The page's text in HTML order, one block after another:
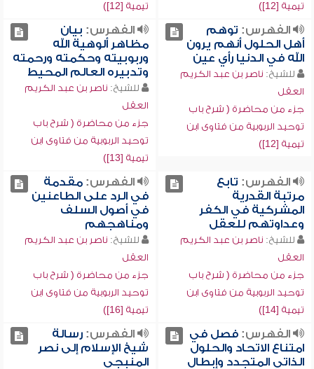
تيمية [12])
تيمية [12])
الفهرس: توهم
أهل الحلول أنهم يرون
الله في الدنيا رأي عين
للشيخ: ناصر بن عبد الكريم
العقل
جزء من محاضرة ( شرح باب
توحيد الربوبية من فتاوى ابن
تيمية [12])
الفهرس: بيان
مظاهر ألوهية الله
وربوبيته وحكمته ورحمته
وتدبيره العالم المحيط
للشيخ: ناصر بن عبد الكريم
العقل
جزء من محاضرة ( شرح باب
توحيد الربوبية من فتاوى ابن
تيمية [13])
الفهرس: تابع
مرتبة القدرية
المشركية في الكفر
وعداوتهم للعقل
للشيخ: ناصر بن عبد الكريم
العقل
جزء من محاضرة ( شرح باب
توحيد الربوبية من فتاوى ابن
تيمية [14])
الفهرس:مقدمة
في الرد على الطاعنين
في أصول السلف
ومناهجهم
للشيخ: ناصر بن عبد الكريم
العقل
جزء من محاضرة ( شرح باب
توحيد الربوبية من فتاوى ابن
تيمية [16])
الفهرس:فصل في
امتناع الاتحاد والحلول
الذاتي المتجدد وإبطال
الفهرس:رسالة
شيخ الإسلام إلى نصر
المنبجي